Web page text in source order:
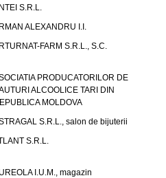
S.R.L.
ALEXANDRU I.I.
FARM S.R.L., S.C.
PRODUCATORILOR DE
ALCOOLICE TARI DIN
MOLDOVA
S.R.L., salon de bijuterii
S.R.L.
I.U.M., magazin